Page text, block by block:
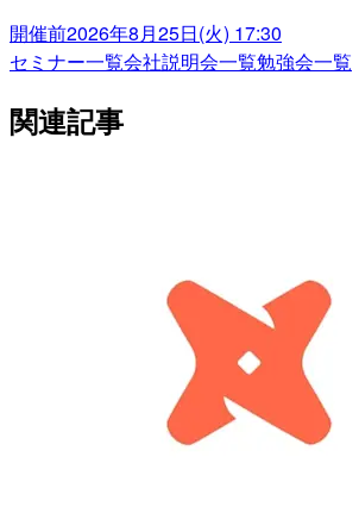
開催前2026年8月25日(火) 17:30
セミナー一覧会社説明会一覧勉強会一覧
関連記事